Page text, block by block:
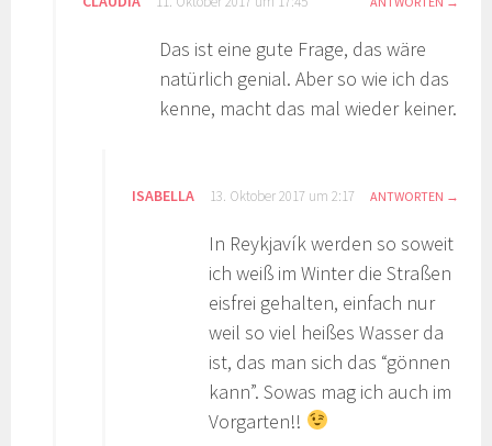
Das ist eine gute Frage, das wäre
natürlich genial. Aber so wie ich das
kenne, macht das mal wieder keiner.
ISABELLA 13. Oktober 2017 um 2:17 ANTWORTEN
In Reykjavík werden so soweit
ich weiß im Winter die Straßen
eisfrei gehalten, einfach nur
weil so viel heißes Wasser da
ist, das man sich das “gönnen
kann”. Sowas mag ich auch im
Vorgarten!!